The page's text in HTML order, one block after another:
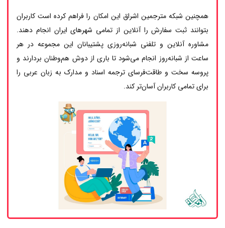
همچنین شبکه مترجمین اشراق این امکان را فراهم کرده است کاربران
بتوانند ثبت سفارش را آنلاین از تمامی شهرهای ایران انجام دهند.
مشاوره آنلاین و تلفنی شبانه‌روزی پشتیبانان این مجموعه در هر
ساعت از شبانه‌روز انجام می‌شود تا باری از دوش هم‌وطنان بردارند و
پروسه سخت و طاقت‌فرسای ترجمه اسناد و مدارک به زبان عربی را
برای تمامی کاربران آسان‌تر کند.